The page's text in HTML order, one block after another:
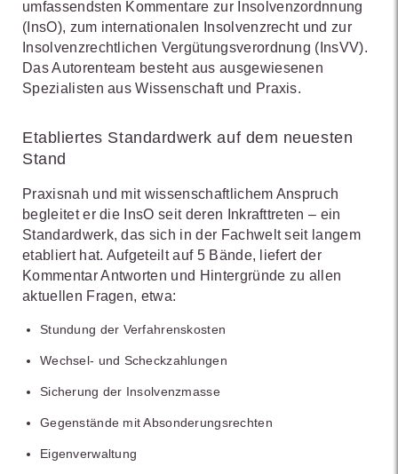
umfassendsten Kommentare zur Insolvenzordnnung
(InsO), zum internationalen Insolvenzrecht und zur
Insolvenzrechtlichen Vergütungsverordnung (InsVV).
Das Autorenteam besteht aus ausgewiesenen
Spezialisten aus Wissenschaft und Praxis.
Etabliertes Standardwerk auf dem neuesten
Stand
Praxisnah und mit wissenschaftlichem Anspruch
begleitet er die InsO seit deren Inkrafttreten – ein
Standardwerk, das sich in der Fachwelt seit langem
etabliert hat. Aufgeteilt auf 5 Bände, liefert der
Kommentar Antworten und Hintergründe zu allen
aktuellen Fragen, etwa:
Stundung der Verfahrenskosten
Wechsel- und Scheckzahlungen
Sicherung der Insolvenzmasse
Gegenstände mit Absonderungsrechten
Eigenverwaltung